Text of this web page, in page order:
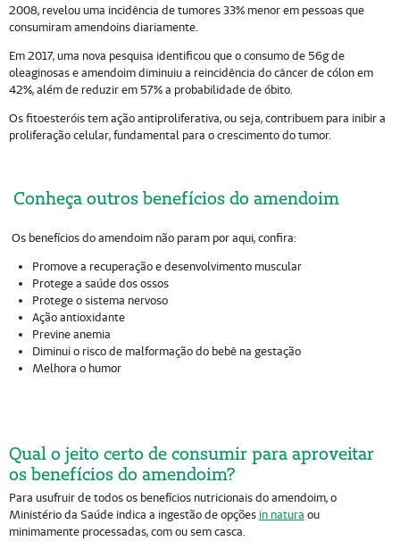
2008, revelou uma incidência de tumores 33% menor em pessoas que
consumiram amendoins diariamente.
Em 2017, uma nova pesquisa identificou que o consumo de 56g de
oleaginosas e amendoim diminuiu a reincidência do câncer de cólon em
42%, além de reduzir em 57% a probabilidade de óbito.
Os fitoesteróis tem ação antiproliferativa, ou seja, contribuem para inibir a
proliferação celular, fundamental para o crescimento do tumor.
Conheça outros benefícios do amendoim
Os benefícios do amendoim não param por aqui, confira:
Promove a recuperação e desenvolvimento muscular
Protege a saúde dos ossos
Protege o sistema nervoso
Ação antioxidante
Previne anemia
Diminui o risco de malformação do bebê na gestação
Melhora o humor
Qual o jeito certo de consumir para aproveitar
os benefícios do amendoim?
Para usufruir de todos os benefícios nutricionais do amendoim, o
Ministério da Saúde indica a ingestão de opções in natura ou
minimamente processadas, com ou sem casca.